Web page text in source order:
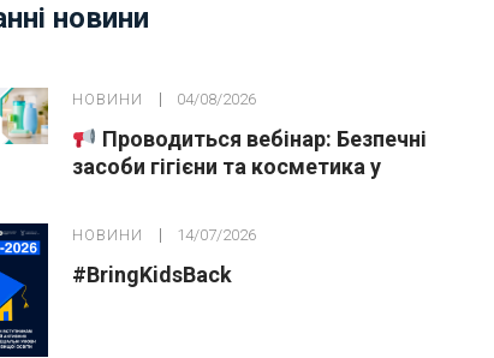
новини
НОВИНИ 04/08/2026
Проводиться вебінар: Безпечні
засоби гігієни та косметика у
НОВИНИ 14/07/2026
#BringKidsBack